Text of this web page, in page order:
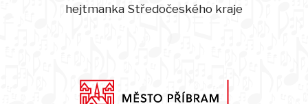
hejtmanka Středočeského kraje